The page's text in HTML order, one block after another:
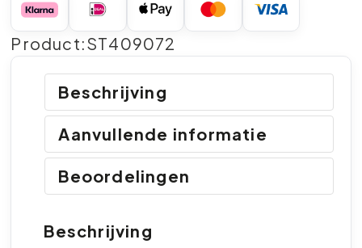
Product:ST409072
Beschrijving
Aanvullende informatie
Beoordelingen
Beschrijving